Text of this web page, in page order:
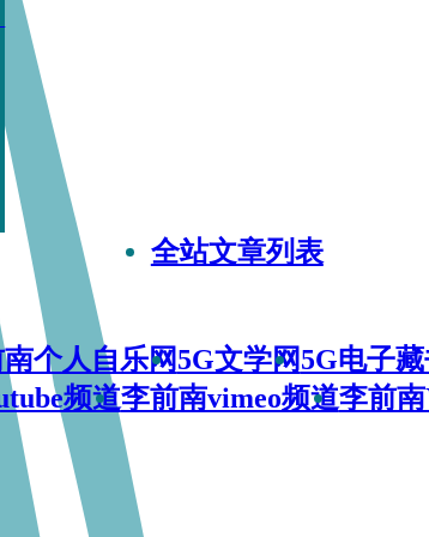
全站文章列表
个人自乐网5G文学网5G电子藏
频道李前南vimeo频道李前